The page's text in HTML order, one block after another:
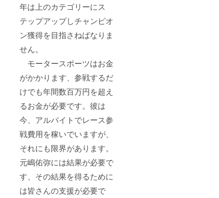
年は上のカテゴリーにス
テップアップしチャンピオ
ン獲得を目指さねばなりま
せん。
モータースポーツはお金
がかかります、参戦するだ
けでも年間数百万円を超え
るお金が必要です。彼は
今、アルバイトでレース参
戦費用を稼いでいますが、
それにも限界があります。
元嶋佑弥には結果が必要で
す、その結果を得るために
は皆さんの支援が必要で